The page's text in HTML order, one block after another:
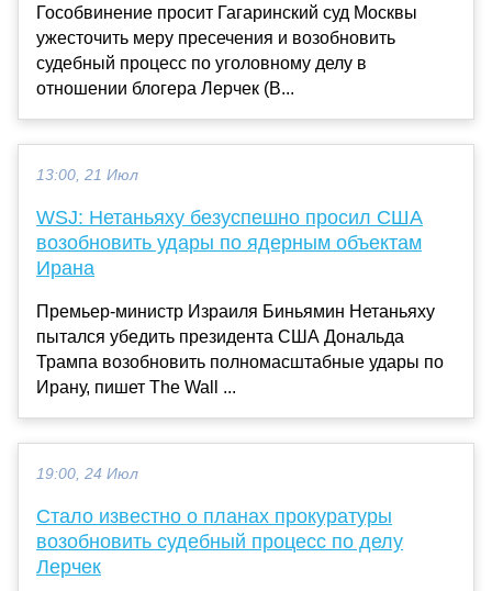
Гособвинение просит Гагаринский суд Москвы
ужесточить меру пресечения и возобновить
судебный процесс по уголовному делу в
отношении блогера Лерчек (В...
13:00, 21 Июл
WSJ: Нетаньяху безуспешно просил США
возобновить удары по ядерным объектам
Ирана
Премьер-министр Израиля Биньямин Нетаньяху
пытался убедить президента США Дональда
Трампа возобновить полномасштабные удары по
Ирану, пишет The Wall ...
19:00, 24 Июл
Стало известно о планах прокуратуры
возобновить судебный процесс по делу
Лерчек